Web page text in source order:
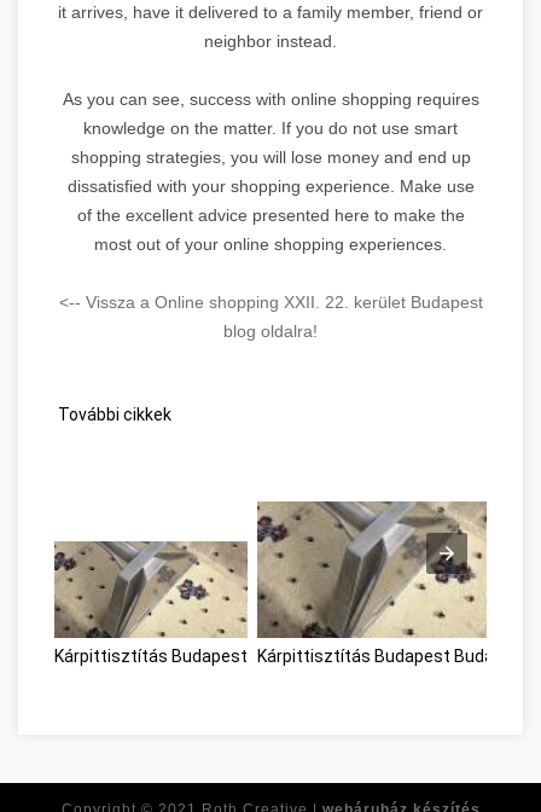
it arrives, have it delivered to a family member, friend or
neighbor instead.
As you can see, success with online shopping requires
knowledge on the matter. If you do not use smart
shopping strategies, you will lose money and end up
dissatisfied with your shopping experience. Make use
of the excellent advice presented here to make the
most out of your online shopping experiences.
<-- Vissza a Online shopping XXII. 22. kerület Budapest
blog oldalra!
További cikkek
Kárpittisztítás Budapest Kárpittisztítás Budapest Budapest